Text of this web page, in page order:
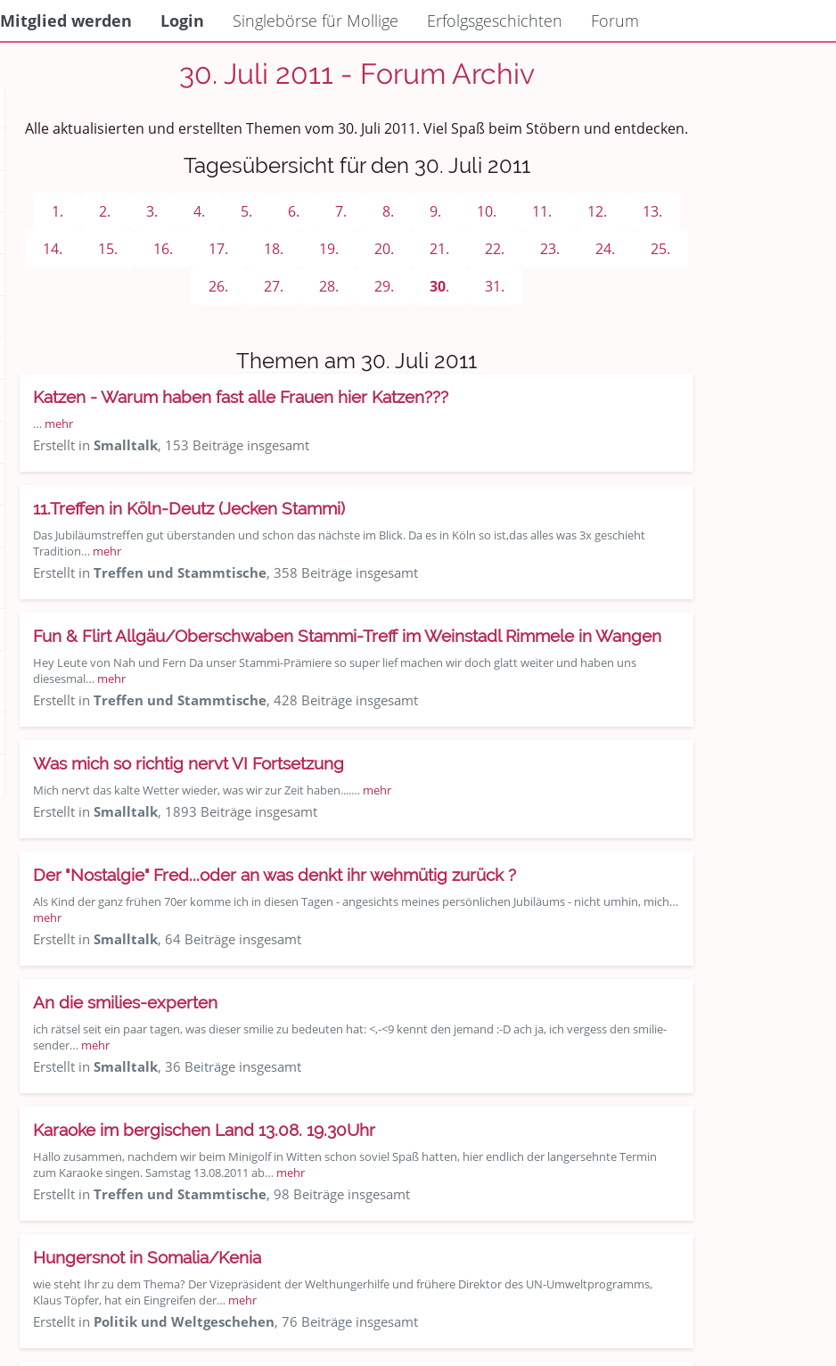
Mitglied werden Login Singlebörse für Mollige Erfolgsgeschichten Forum
30. Juli 2011 - Forum Archiv
Alle aktualisierten und erstellten Themen vom 30. Juli 2011. Viel Spaß beim Stöbern und entdecken.
Tagesübersicht für den 30. Juli 2011
1. 2. 3. 4. 5. 6. 7. 8. 9. 10. 11. 12.
13.
14.
15. 16. 17. 18. 19. 20. 21. 22. 23. 24.
25.
26.
27. 28. 29. 30. 31.
Themen am 30. Juli 2011
Katzen - Warum haben fast alle Frauen hier Katzen???
… mehr
Erstellt in Smalltalk, 153 Beiträge insgesamt
11.Treffen in Köln-Deutz (Jecken Stammi)
Das Jubiläumstreffen gut überstanden und schon das nächste im Blick. Da es in Köln so ist,das alles was 3x geschieht
Tradition… mehr
Erstellt in Treffen und Stammtische, 358 Beiträge insgesamt
Fun & Flirt Allgäu/Oberschwaben Stammi-Treff im Weinstadl Rimmele in Wangen
Hey Leute von Nah und Fern Da unser Stammi-Prämiere so super lief machen wir doch glatt weiter und haben uns
diesesmal… mehr
Erstellt in Treffen und Stammtische, 428 Beiträge insgesamt
Was mich so richtig nervt VI Fortsetzung
Mich nervt das kalte Wetter wieder, was wir zur Zeit haben....… mehr
Erstellt in Smalltalk, 1893 Beiträge insgesamt
Der "Nostalgie" Fred...oder an was denkt ihr wehmütig zurück ?
Als Kind der ganz frühen 70er komme ich in diesen Tagen - angesichts meines persönlichen Jubiläums - nicht umhin, mich…
mehr
Erstellt in Smalltalk, 64 Beiträge insgesamt
An die smilies-experten
ich rätsel seit ein paar tagen, was dieser smilie zu bedeuten hat: <,-<9 kennt den jemand :-D ach ja, ich vergess den smilie-
sender… mehr
Erstellt in Smalltalk, 36 Beiträge insgesamt
Karaoke im bergischen Land 13.08. 19.30Uhr
Hallo zusammen, nachdem wir beim Minigolf in Witten schon soviel Spaß hatten, hier endlich der langersehnte Termin
zum Karaoke singen. Samstag 13.08.2011 ab… mehr
Erstellt in Treffen und Stammtische, 98 Beiträge insgesamt
Hungersnot in Somalia/Kenia
wie steht Ihr zu dem Thema? Der Vizepräsident der Welthungerhilfe und frühere Direktor des UN-Umweltprogramms,
Klaus Töpfer, hat ein Eingreifen der… mehr
Erstellt in Politik und Weltgeschehen, 76 Beiträge insgesamt